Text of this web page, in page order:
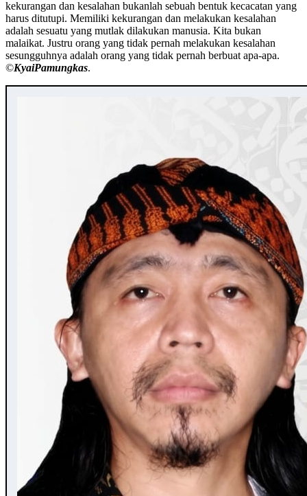
kekurangan dan kesalahan bukanlah sebuah bentuk kecacatan yang
harus ditutupi. Memiliki kekurangan dan melakukan kesalahan
adalah sesuatu yang mutlak dilakukan manusia. Kita bukan
malaikat. Justru orang yang tidak pernah melakukan kesalahan
sesungguhnya adalah orang yang tidak pernah berbuat apa-apa.
©️KyaiPamungkas.